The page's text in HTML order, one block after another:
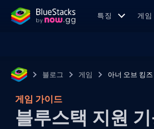
특징 게임
블로그 게임 아너 오브 킹즈
게임 가이드
블루스택 지원